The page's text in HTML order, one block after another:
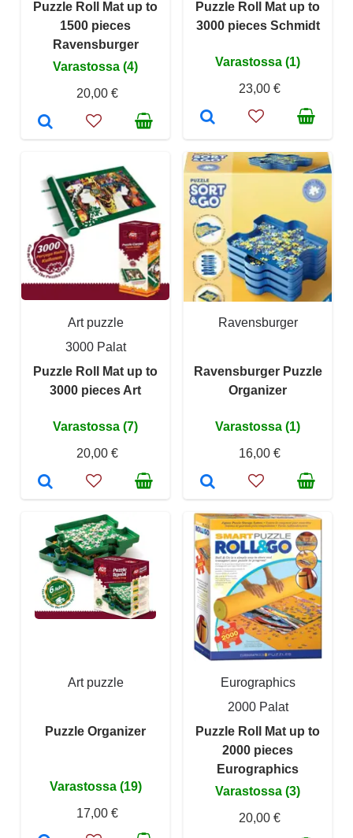
Puzzle Roll Mat up to
1500 pieces
Ravensburger
Varastossa (4)
20,00 €
Puzzle Roll Mat up to
3000 pieces Schmidt
Varastossa (1)
23,00 €
Art puzzle
3000 Palat
Puzzle Roll Mat up to
3000 pieces Art
Varastossa (7)
20,00 €
Ravensburger
Ravensburger Puzzle
Organizer
Varastossa (1)
16,00 €
Art puzzle
Puzzle Organizer
Varastossa (19)
17,00 €
Eurographics
2000 Palat
Puzzle Roll Mat up to
2000 pieces
Eurographics
Varastossa (3)
20,00 €